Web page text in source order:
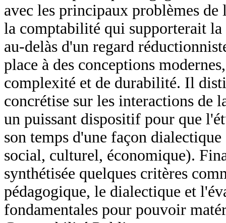
avec les principaux problèmes
la comptabilité qui supporterait
au-delàs d'un regard
place à des conceptions
complexité et de durabilité. Il
concrétise sur les interactions de
un puissant dispositif pour que
son temps d'une façon
social, culturel, économique).
synthétisée quelques critères
pédagogique, le dialectique et
fondamentales pour pouvoir